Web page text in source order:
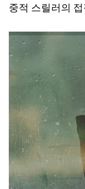
중적 스릴러의